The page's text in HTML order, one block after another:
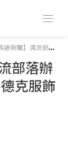
部落辦工藝成果展 走秀展現賽德克服飾之美
部落辦
克服飾